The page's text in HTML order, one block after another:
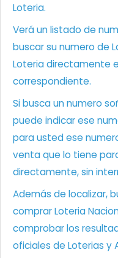
Loteria.
Verá un listado de
buscar su numero de
Loteria directamente
correspondiente.
Si busca un numero
puede indicar ese
para usted ese
venta que lo tiene
directamente, sin
Además de localizar,
comprar Loteria
comprobar los
oficiales de Loterias y